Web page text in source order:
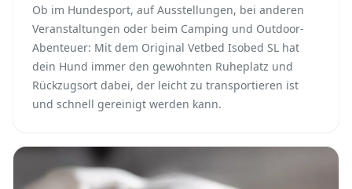
Ob im Hundesport, auf Ausstellungen, bei anderen
Veranstaltungen oder beim Camping und Outdoor-
Abenteuer: Mit dem Original Vetbed Isobed SL hat
dein Hund immer den gewohnten Ruheplatz und
Rückzugsort dabei, der leicht zu transportieren ist
und schnell gereinigt werden kann.